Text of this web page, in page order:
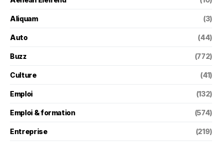
Aliquam (3)
Auto (44)
Buzz (772)
Culture (41)
Emploi (132)
Emploi & formation (574)
Entreprise (219)